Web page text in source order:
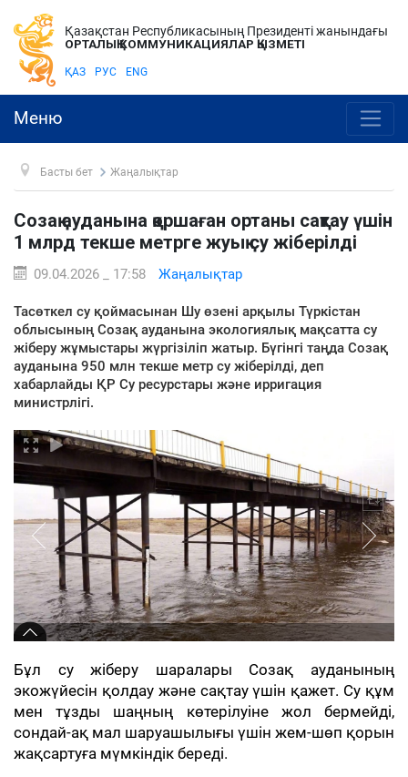
Қазақстан Республикасының Президенті жанындағы
ОРТАЛЫҚ КОММУНИКАЦИЯЛАР ҚЫЗМЕТІ
ҚАЗ РУС ENG
Меню
Басты бет Жаңалықтар
Созақ ауданына қоршаған ортаны сақтау үшін
1 млрд текше метрге жуық су жіберілді
09.04.2026 _ 17:58 Жаңалықтар
Тасөткел су қоймасынан Шу өзені арқылы Түркістан
облысының Созақ ауданына экологиялық мақсатта су
жіберу жұмыстары жүргізіліп жатыр. Бүгінгі таңда Созақ
ауданына 950 млн текше метр су жіберілді, деп
хабарлайды ҚР Су ресурстары және ирригация
министрлігі.
Бұл су жіберу шаралары Созақ ауданының
экожүйесін қолдау және сақтау үшін қажет. Су құм
мен тұзды шаңның көтерілуіне жол бермейді,
сондай-ақ мал шаруашылығы үшін жем-шөп қорын
жақсартуға мүмкіндік береді.